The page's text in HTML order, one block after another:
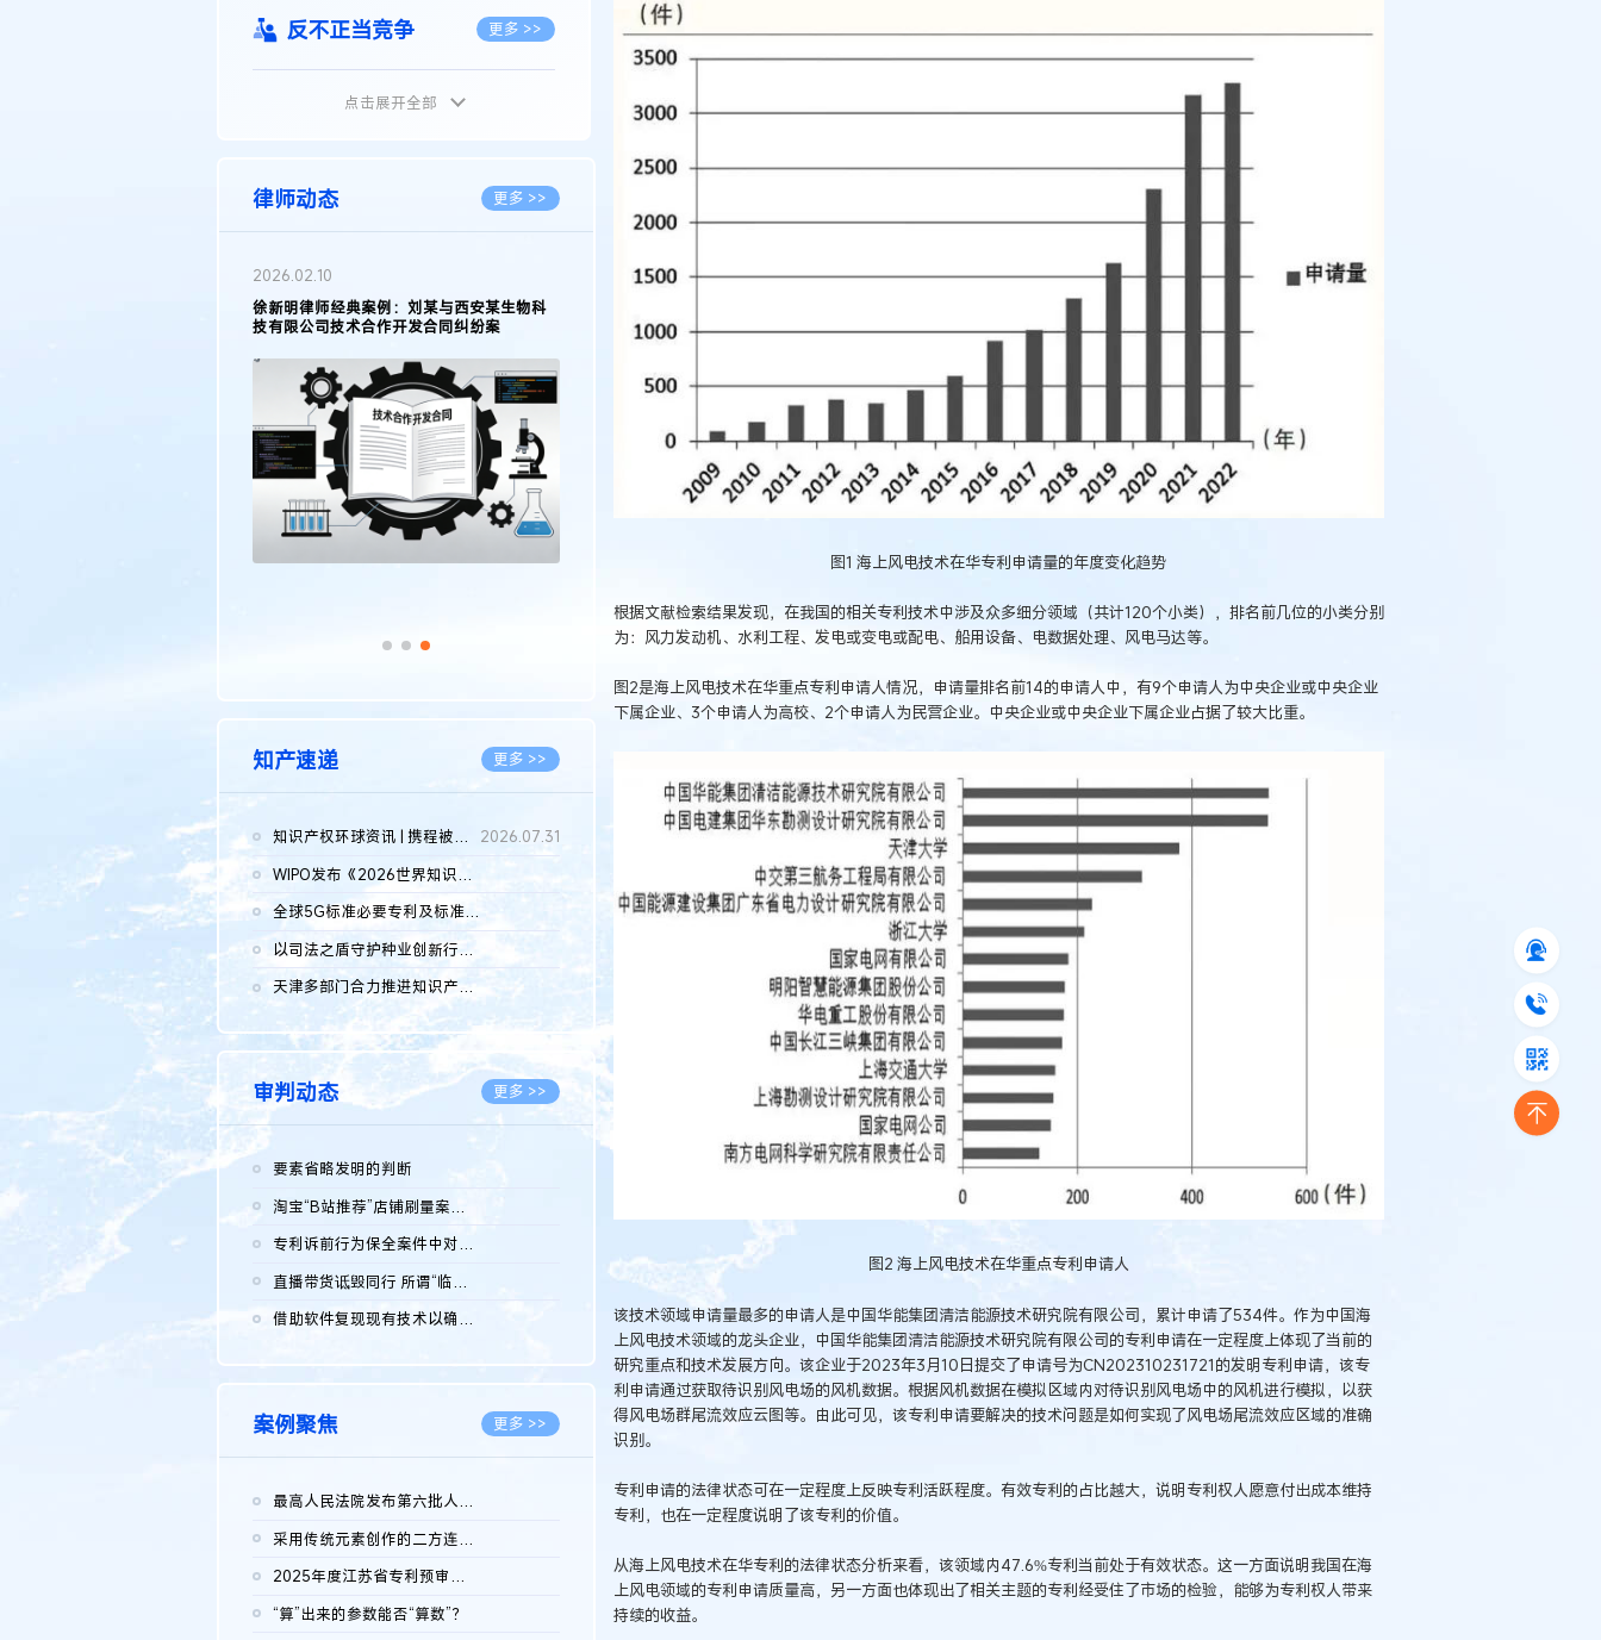
反不正当竞争 更多 >>
植物新品种
地理标志 更多 >>
集成电路布图设计
传统文化 更多 >>
点击展开全部
律师动态 更多 >>
2026.02.10
徐新明律师经典案例：刘某与西安某生物科
技有限公司技术合作开发合同纠纷案
知产速递 更多 >>
知识产权环球资讯 | 携程被市监总局罚51.79亿；瑞幸泰国商标案上...
2026.07.31
WIPO发布《2026世界知识产权报告》 含报告全文
全球5G标准必要专利及标准提案研究报告（2026年）全文发布
以司法之盾守护种业创新行稳致远
2026.08.05
天津多部门合力推进知识产权保护工作
2026.08.05
审判动态 更多 >>
要素省略发明的判断
淘宝“B站推荐”店铺刷量案维持原判，两被告连带赔偿150万元
专利诉前行为保全案件中对仿制药申请人曾作出三类声明的考量及违...
直播带货诋毁同行 所谓“临场发挥”不免责
借助软件复现现有技术以确认相关参数特征是否被公开
案例聚焦 更多 >>
最高人民法院发布第六批人民法院种业知识产权司法保护典型案例 含...
采用传统元素创作的二方连续装饰图案作品的独创性及侵权对比认定
2025年度江苏省专利预审典型案例
“算”出来的参数能否“算数”？
图1 海上风电技术在华专利申请量的年度变化趋势
根据文献检索结果发现，在我国的相关专利技术中涉及众多细分领域（共计120个小类），排名前几位的小类分别
为：风力发动机、水利工程、发电或变电或配电、船用设备、电数据处理、风电马达等。
图2是海上风电技术在华重点专利申请人情况，申请量排名前14的申请人中，有9个申请人为中央企业或中央企业
下属企业、3个申请人为高校、2个申请人为民营企业。中央企业或中央企业下属企业占据了较大比重。
图2 海上风电技术在华重点专利申请人
该技术领域申请量最多的申请人是中国华能集团清洁能源技术研究院有限公司，累计申请了534件。作为中国海
上风电技术领域的龙头企业，中国华能集团清洁能源技术研究院有限公司的专利申请在一定程度上体现了当前的
研究重点和技术发展方向。该企业于2023年3月10日提交了申请号为CN202310231721的发明专利申请，该专
利申请通过获取待识别风电场的风机数据。根据风机数据在模拟区域内对待识别风电场中的风机进行模拟，以获
得风电场群尾流效应云图等。由此可见，该专利申请要解决的技术问题是如何实现了风电场尾流效应区域的准确
识别。
专利申请的法律状态可在一定程度上反映专利活跃程度。有效专利的占比越大，说明专利权人愿意付出成本维持
专利，也在一定程度说明了该专利的价值。
从海上风电技术在华专利的法律状态分析来看，该领域内47.6%专利当前处于有效状态。这一方面说明我国在海
上风电领域的专利申请质量高，另一方面也体现出了相关主题的专利经受住了市场的检验，能够为专利权人带来
持续的收益。